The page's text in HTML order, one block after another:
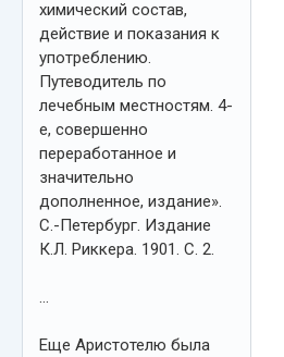
химический состав,
действие и показания к
употреблению.
Путеводитель по
лечебным местностям. 4-
е, совершенно
переработанное и
значительно
дополненное, издание».
С.-Петербург. Издание
К.Л. Риккера. 1901. С. 2.
…
Еще Аристотелю была